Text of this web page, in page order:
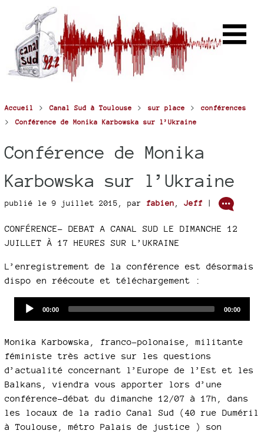
Accueil > Canal Sud à Toulouse > sur place > conférences
> Conférence de Monika Karbowska sur l’Ukraine
Conférence de Monika
Karbowska sur l’Ukraine
publié le 9 juillet 2015, par fabien, Jeff |
CONFÉRENCE- DEBAT A CANAL SUD LE DIMANCHE 12
JUILLET À 17 HEURES SUR L’UKRAINE
L’enregistrement de la conférence est désormais
dispo en réécoute et téléchargement :
Current
00:00
Total
00:00
Monika Karbowska, franco-polonaise, militante
féministe très active sur les questions
d’actualité concernant l’Europe de l’Est et les
Balkans, viendra vous apporter lors d’une
conférence-débat du dimanche 12/07 à 17h, dans
les locaux de la radio Canal Sud (40 rue Duméril
à Toulouse, métro Palais de justice ) son